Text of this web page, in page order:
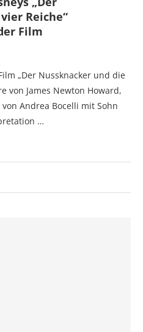
Reiche“
Film
„Der Nussknacker und die
von James Newton Howard,
Andrea Bocelli mit Sohn
…